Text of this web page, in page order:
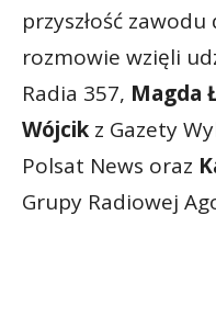
przyszłość
rozmowie wzięli
Radia 357, Magda
Wójcik z Gazety
Polsat News oraz
Grupy Radiowej